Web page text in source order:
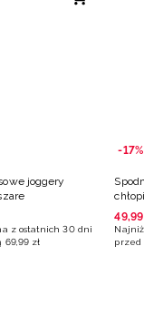
joggery
z ostatnich 30 dni
69,99 zł
-17%
49,99
przed